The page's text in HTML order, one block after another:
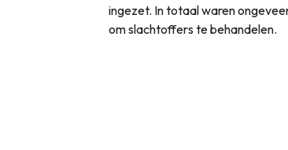
ingezet. In totaal waren
om slachtoffers te behandelen.